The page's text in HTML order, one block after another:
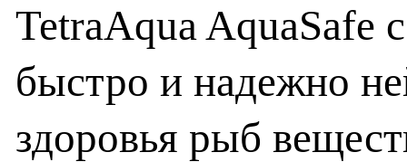
TetraAqua AquaSafe
быстро и надежно
здоровья рыб